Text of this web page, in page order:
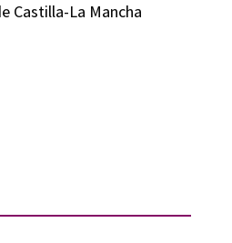
Castilla-La Mancha